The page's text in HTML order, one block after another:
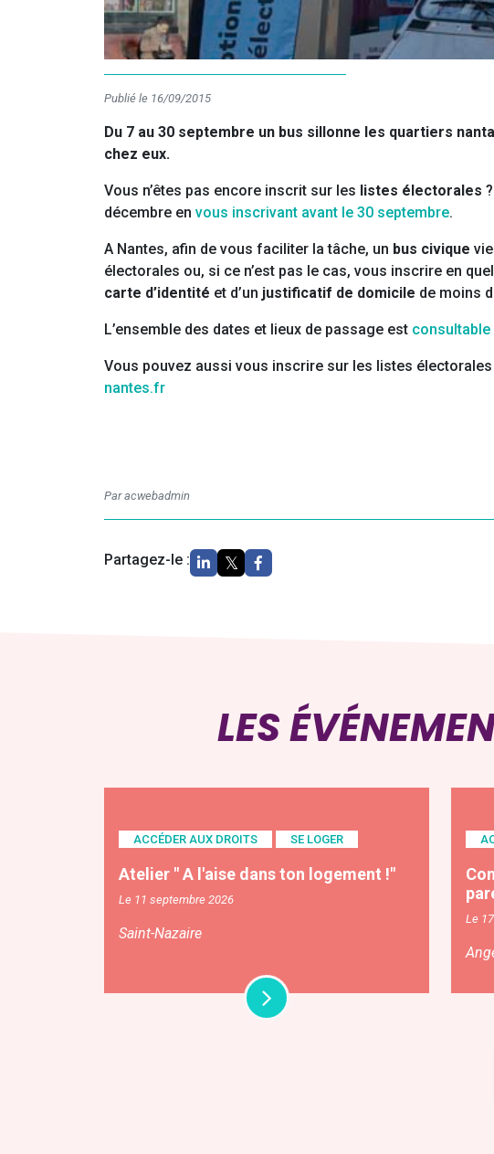
Publié le 16/09/2015
Du 7 au 30 septembre un bus sillonne les quartiers
chez eux.
Vous n’êtes pas encore inscrit sur les listes électorales
décembre en vous inscrivant avant le 30 septembre.
A Nantes, afin de vous faciliter la tâche, un bus civique
électorales ou, si ce n’est pas le cas, vous inscrire en
carte d’identité et d’un justificatif de domicile de moins
L’ensemble des dates et lieux de passage est consultable
Vous pouvez aussi vous inscrire sur les listes
nantes.fr
Par acwebadmin
Partagez-le :
LES
ACCÉDER AUX DROITS SE LOGER
Atelier " A l'aise dans ton logement !"
Le 11 septembre 2026
Saint-Nazaire
Le